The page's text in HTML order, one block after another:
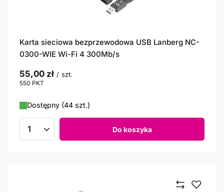
Karta sieciowa bezprzewodowa USB Lanberg NC-
0300-WIE Wi-Fi 4 300Mb/s
55,00 zł / szt.
550 PKT
Dostępny (44 szt.)
Ilość produktów Do koszyka